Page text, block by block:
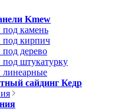
Kmew
камень
под кирпич
дерево
штукатурку
линеарные
сайдинг Кедр